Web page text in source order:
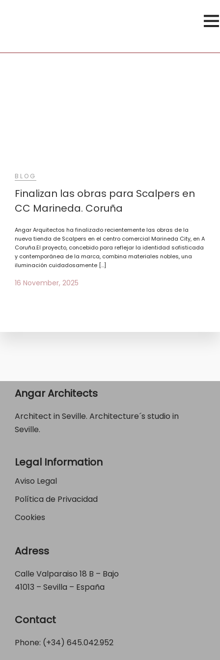
BLOG
Finalizan las obras para Scalpers en
CC Marineda. Coruña
Angar Arquitectos ha finalizado recientemente las obras de la
nueva tienda de Scalpers en el centro comercial Marineda City, en A
Coruña.El proyecto, concebido para reflejar la identidad sofisticada
y contemporánea de la marca, combina materiales nobles, una
iluminación cuidadosamente […]
16 November, 2025
Angar Architects
Architect in Seville. Architecture´s studio in
Seville.
Legal Information
Aviso Legal
Política de Privacidad
Cookies
Adress
Calle Valparaiso 18 B – Bajo
41013 – Sevilla – España
Contact
Phone: (+34) 645.042.952